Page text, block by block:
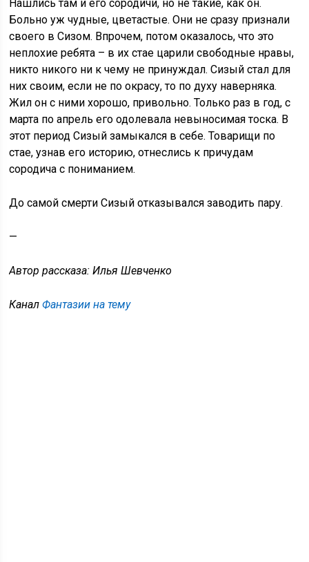
Нашлись там и его сородичи, но не такие, как он.
Больно уж чудные, цветастые. Они не сразу признали
своего в Сизом. Впрочем, потом оказалось, что это
неплохие ребята – в их стае царили свободные нравы,
никто никого ни к чему не принуждал. Сизый стал для
них своим, если не по окрасу, то по духу наверняка.
Жил он с ними хорошо, привольно. Только раз в год, с
марта по апрель его одолевала невыносимая тоска. В
этот период Сизый замыкался в себе. Товарищи по
стае, узнав его историю, отнеслись к причудам
сородича с пониманием.
До самой смерти Сизый отказывался заводить пару.
—
Автор рассказа: Илья Шевченко
КаналФантазии на тему